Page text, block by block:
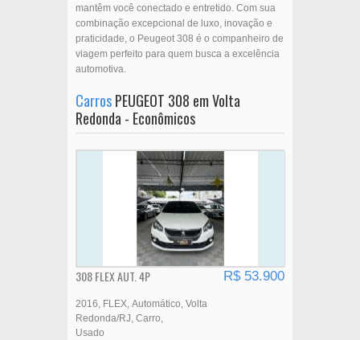
mantêm você conectado e entretido. Com sua
combinação excepcional de luxo, inovação e
praticidade, o Peugeot 308 é o companheiro de
viagem perfeito para quem busca a excelência
automotiva.
CarrosPEUGEOT 308 em Volta
Redonda - Econômicos
308 FLEX AUT. 4P R$ 53.900
2016 FLEX Automático Volta
Redonda/RJ Carro
Usado